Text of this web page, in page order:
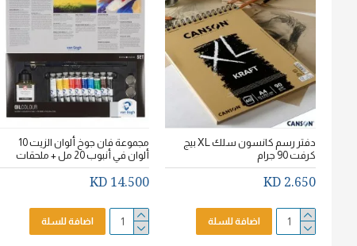
دفتر رسم كانسون سلك XL بيج
كرفت 90 جرام
2.650 KD
اضافة للسلة
مجموعة فان جوخ ألوان الزيت 10
ألوان في أنبوب 20 مل + ملحقات
14.500 KD
اضافة للسلة